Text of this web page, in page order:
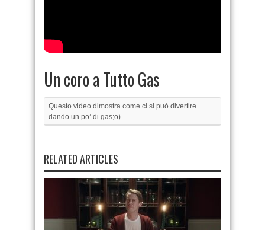
Un coro a Tutto Gas
Questo video dimostra come ci si può divertire
dando un po’ di gas;o)
RELATED ARTICLES